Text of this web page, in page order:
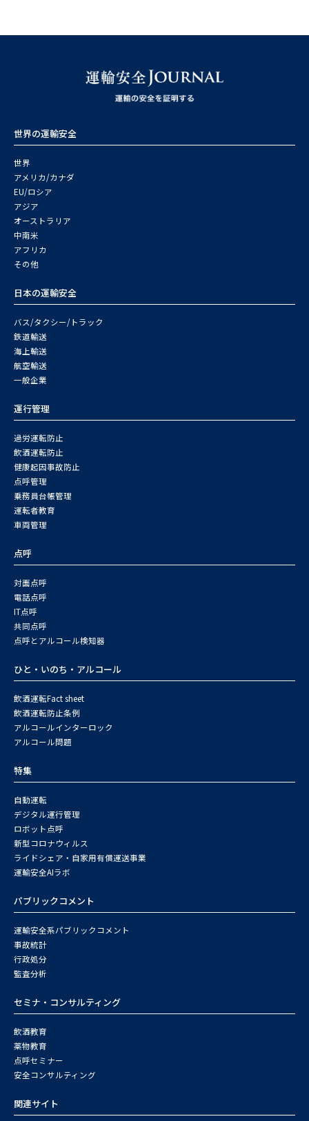
世界の運輸安全
世界
アメリカ/カナダ
EU/ロシア
アジア
オーストラリア
中南米
アフリカ
その他
日本の運輸安全
バス/タクシー/トラック
鉄道輸送
海上輸送
航空輸送
一般企業
運行管理
過労運転防止
飲酒運転防止
健康起因事故防止
点呼管理
乗務員台帳管理
運転者教育
車両管理
点呼
対面点呼
電話点呼
IT点呼
共同点呼
点呼とアルコール検知器
ひと・いのち・アルコール
飲酒運転Fact sheet
飲酒運転防止条例
アルコールインターロック
アルコール問題
特集
自動運転
デジタル運行管理
ロボット点呼
新型コロナウィルス
ライドシェア・自家用有償運送事業
運輸安全AIラボ
パブリックコメント
運輸安全系パブリックコメント
事故統計
行政処分
監査分析
セミナ・コンサルティング
飲酒教育
薬物教育
点呼セミナー
安全コンサルティング
関連サイト